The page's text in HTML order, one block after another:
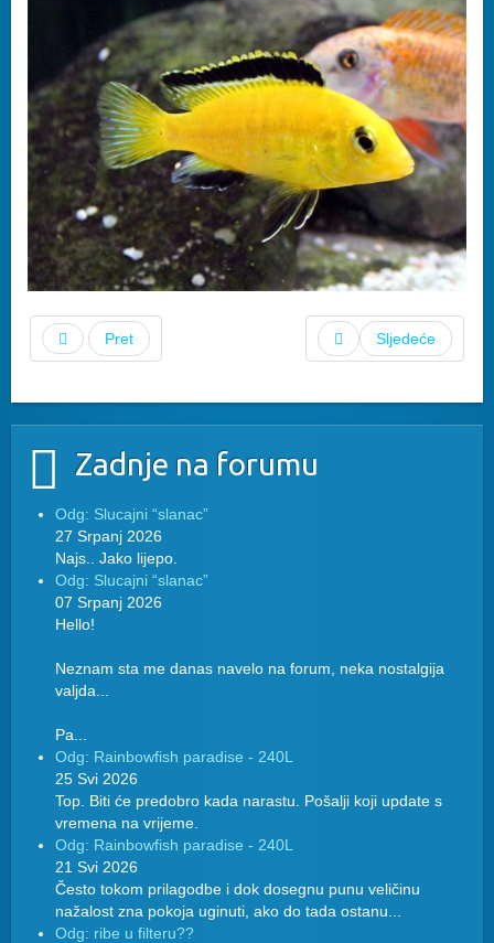
Pret Sljedeće
Zadnje na forumu
Odg: Slucajni “slanac”
27 Srpanj 2026
Najs.. Jako lijepo.
Odg: Slucajni “slanac”
07 Srpanj 2026
Hello!
Neznam sta me danas navelo na forum, neka nostalgija
valjda...
Pa...
Odg: Rainbowfish paradise - 240L
25 Svi 2026
Top. Biti će predobro kada narastu. Pošalji koji update s
vremena na vrijeme.
Odg: Rainbowfish paradise - 240L
21 Svi 2026
Često tokom prilagodbe i dok dosegnu punu veličinu
nažalost zna pokoja uginuti, ako do tada ostanu...
Odg: ribe u filteru??